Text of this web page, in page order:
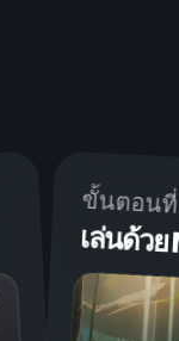
ขั้นตอน
เล่นด้วย